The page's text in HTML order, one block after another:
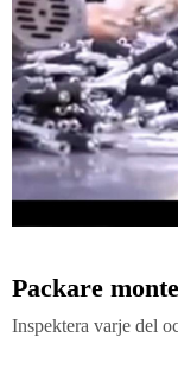
Packare
Inspektera varje del